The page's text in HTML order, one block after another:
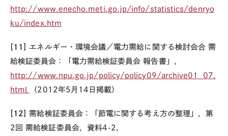
http://www.enecho.meti.go.jp/info/statistics/denryo
ku/index.htm
[11] エネルギー・環境会議／電力需給に関する検討会合 需
給検証委員会：「電力需給検証委員会 報告書」，
http://www.npu.go.jp/policy/policy09/archive01_07.
html
（2012年5月14日掲載）
[12]需給検証委員会：「節電に関する考え方の整理」，第
2回 需給検証委員会，資料4-2，